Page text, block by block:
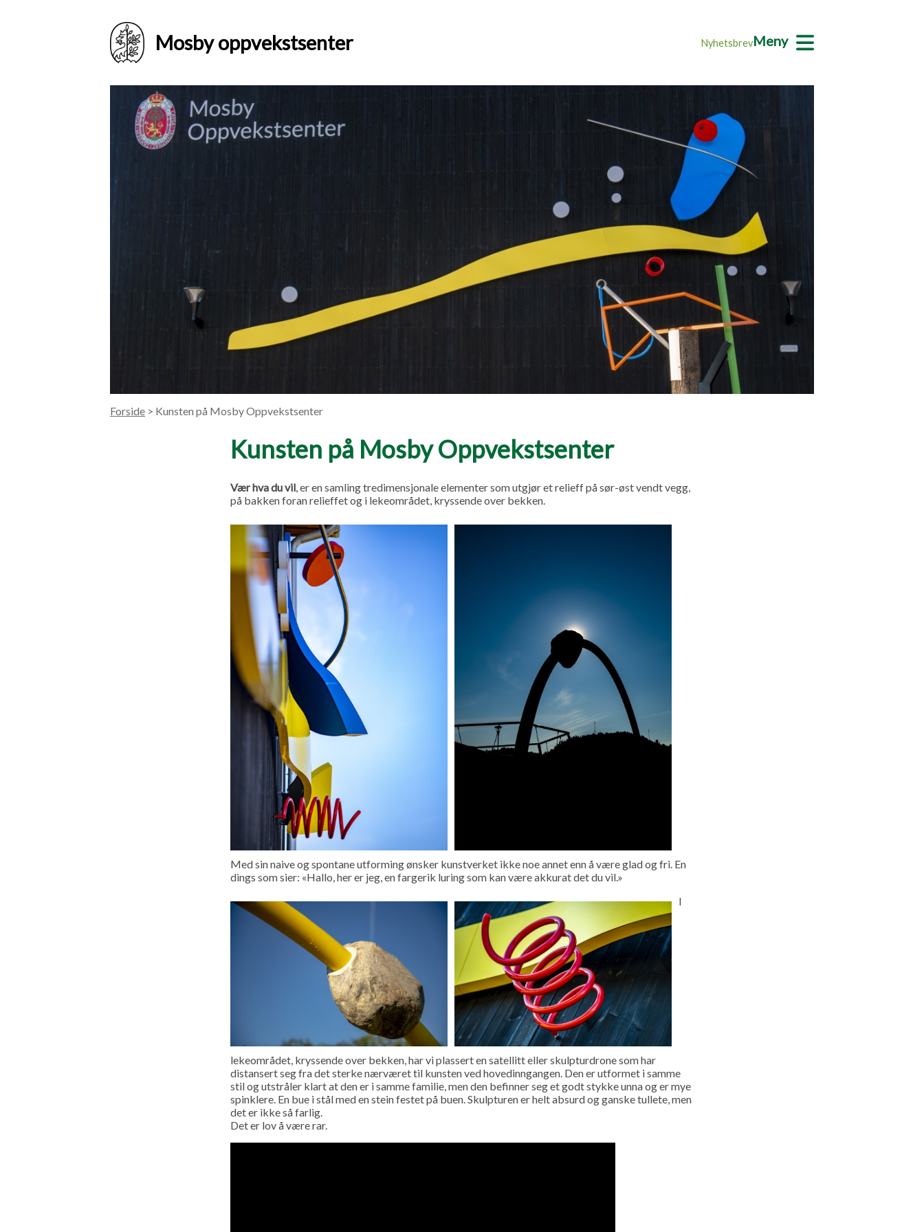
Mosby oppvekstsenter NyhetsbrevMeny
Forside > Kunsten på Mosby Oppvekstsenter
Kunsten på Mosby Oppvekstsenter
Vær hva du vil, er en samling tredimensjonale elementer som utgjør et relieff på sør-øst vendt vegg,
på bakken foran relieffet og i lekeområdet, kryssende over bekken.
Med sin naive og spontane utforming ønsker kunstverket ikke noe annet enn å være glad og fri. En
dings som sier: «Hallo, her er jeg, en fargerik luring som kan være akkurat det du vil.»
I
lekeområdet, kryssende over bekken, har vi plassert en satellitt eller skulpturdrone som har
distansert seg fra det sterke nærværet til kunsten ved hovedinngangen. Den er utformet i samme
stil og utstråler klart at den er i samme familie, men den befinner seg et godt stykke unna og er mye
spinklere. En bue i stål med en stein festet på buen. Skulpturen er helt absurd og ganske tullete, men
det er ikke så farlig.
Det er lov å være rar.